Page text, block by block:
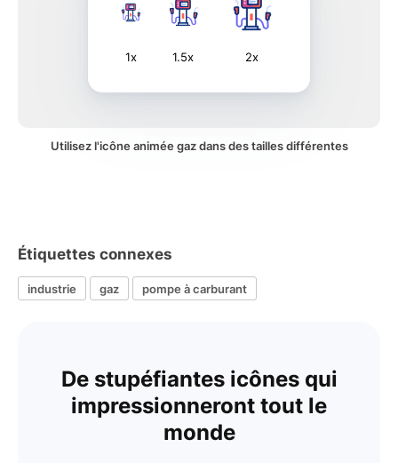
1x 1.5x 2x
Utilisez l'icône animée gaz dans des tailles différentes
Étiquettes connexes
industrie gaz pompe à carburant
De stupéfiantes icônes qui
impressionneront tout le
monde